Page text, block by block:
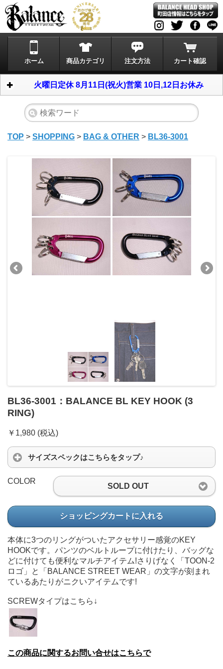
ホーム 商品カテゴリ 注文方法 カート確認
火曜日定休 8月11日(祝火)営業 10日,12日お休み
TOP > SHOPPING > BAG & OTHER > BL36-3001
BL36-3001：BALANCE BL KEY HOOK (3
RING)
￥1,980 (税込)
サイズスペックはこちらをタップ♪
COLOR
SOLD OUT
ショッピングカートに入れる
本体に3つのリングがついたアクセサリー感覚のKEY
HOOKです。パンツのベルトループに付けたり、バッグな
どに付けても便利なマルチアイテム!さりげなく「TOON-2
ロゴ」と「BALANCE STREET WEAR」の文字が刻まれ
ているあたりがニクいアイテムです!
SCREWタイプはこちら↓
この商品に関するお問い合せはこちらで